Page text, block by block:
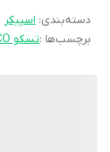
ابعاد 92x86x93 میلی‌متر و وزن کلی 443.5 گرم هستند.
این اسپیکرها در
دسته‌بندی: اسپیکر
برچسب‌ها :تسکو TSCO